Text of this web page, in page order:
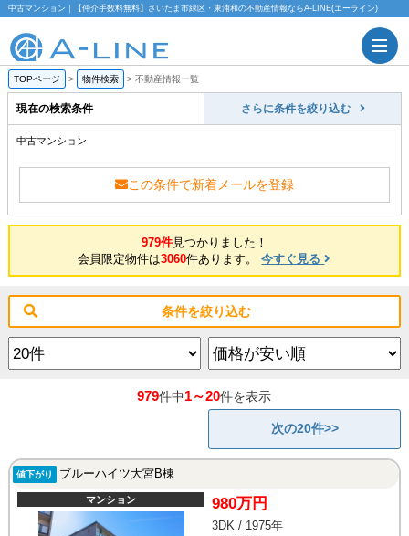
中古マンション｜【仲介手数料無料】さいたま市緑区・東浦和の不動産情報ならA-LINE(エーライン)
TOPページ > 物件検索 > 不動産情報一覧
現在の検索条件 さらに条件を絞り込む
中古マンション
この条件で新着メールを登録
979件見つかりました！
会員限定物件は3060件あります。今すぐ見る
条件を絞り込む
979件中1～20件を表示
次の20件>>
値下がり ブルーハイツ大宮B棟
マンション 980万円
3DK / 1975年